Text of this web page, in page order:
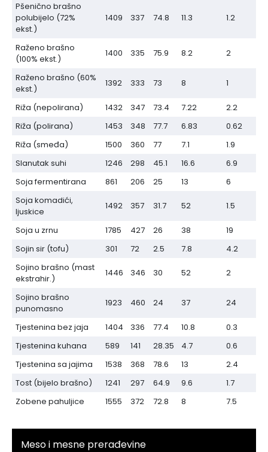
Pšenično brašno
polubijelo (72%
ekst.)
1409 337 74.8 11.3 1.2
Raženo brašno
(100% ekst.)
1400 335 75.9 8.2 2
Raženo brašno (60%
ekst.)
1392 333 73 8 1
Riža (nepolirana) 1432 347 73.4 7.22
2.2
Riža (polirana)
1453 348 77.7 6.83
0.62
Riža (smeđa)
1500 360 77 7.1
1.9
Slanutak suhi
1246 298 45.1 16.6
6.9
Soja fermentirana
861 206 25 13
6
Soja komadići,
ljuskice
1492 357 31.7 52 1.5
Soja u zrnu 1785 427 26 38
19
Sojin sir (tofu)
301 72 2.5 7.8
4.2
Sojino brašno (mast
ekstrahir.)
1446 346 30 52 2
Sojino brašno
punomasno
1923 460 24 37 24
Tjestenina bez jaja 1404 336 77.4 10.8
0.3
Tjestenina kuhana
589 141 28.35 4.7
0.6
Tjestenina sa jajima
1538 368 78.6 13
2.4
Tost (bijelo brašno)
1241 297 64.9 9.6
1.7
Zobene pahuljice
1555 372 72.8 8 7.5
Meso i mesne prerađevine